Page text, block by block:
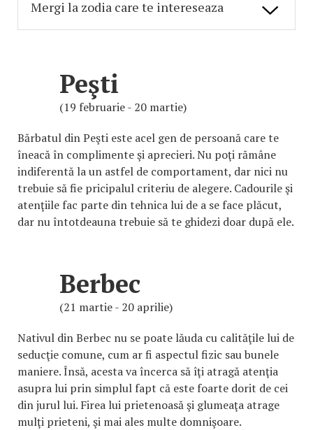
Peşti
(19 februarie - 20 martie)
Bărbatul din Peşti este acel gen de persoană care te
îneacă în complimente şi aprecieri. Nu poţi rămâne
indiferentă la un astfel de comportament, dar nici nu
trebuie să fie pricipalul criteriu de alegere. Cadourile şi
atenţiile fac parte din tehnica lui de a se face plăcut,
dar nu întotdeauna trebuie să te ghidezi doar după ele.
Berbec
(21 martie - 20 aprilie)
Nativul din Berbec nu se poate lăuda cu calităţile lui de
seducţie comune, cum ar fi aspectul fizic sau bunele
maniere. Însă, acesta va încerca să îţi atragă atenţia
asupra lui prin simplul fapt că este foarte dorit de cei
din jurul lui. Firea lui prietenoasă şi glumeaţa atrage
mulţi prieteni, şi mai ales multe domnişoare.